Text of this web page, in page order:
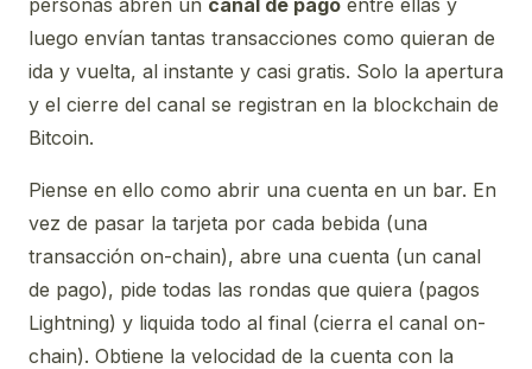
personas abren un canal de pago entre ellas y
luego envían tantas transacciones como quieran de
ida y vuelta, al instante y casi gratis. Solo la apertura
y el cierre del canal se registran en la blockchain de
Bitcoin.
Piense en ello como abrir una cuenta en un bar. En
vez de pasar la tarjeta por cada bebida (una
transacción on-chain), abre una cuenta (un canal
de pago), pide todas las rondas que quiera (pagos
Lightning) y liquida todo al final (cierra el canal on-
chain). Obtiene la velocidad de la cuenta con la